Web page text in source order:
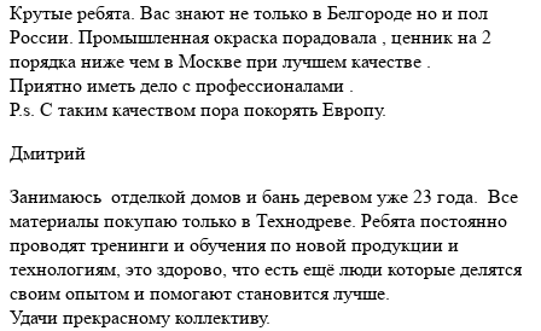
Крутые ребята. Вас знают не только в Белгороде но и пол
России. Промышленная окраска порадовала , ценник на 2
порядка ниже чем в Москве при лучшем качестве .
Приятно иметь дело с профессионалами .
Р.s. С таким качеством пора покорять Европу.
Дмитрий
Занимаюсь отделкой домов и бань деревом уже 23 года. Все
материалы покупаю только в Технодреве. Ребята постоянно
проводят тренинги и обучения по новой продукции и
технологиям, это здорово, что есть ещё люди которые делятся
своим опытом и помогают становится лучше.
Удачи прекрасному коллективу.